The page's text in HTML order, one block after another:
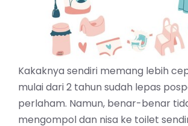
Kakaknya sendiri memang lebih
mulai dari 2 tahun sudah lepas
perlaham. Namun, benar-benar
mengompol dan nisa ke toilet